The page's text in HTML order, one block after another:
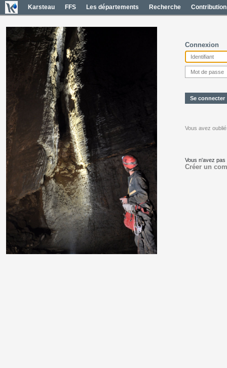
Karsteau FFS Les départements Recherche Contribution
Connexion
Vous avez
Vous n'avez
Créer un